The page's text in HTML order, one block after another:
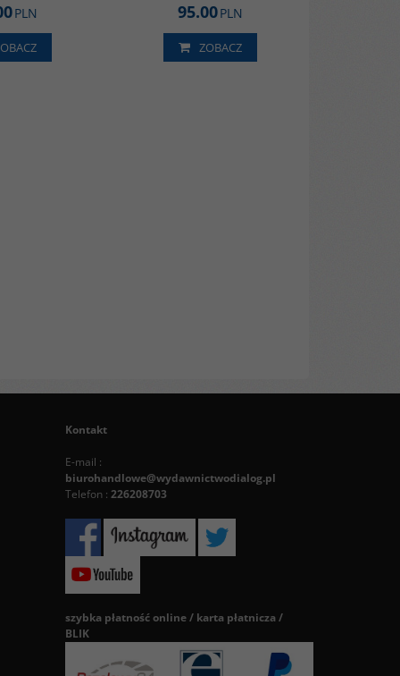
PLN 95.00PLN
ZOBACZ
Kontakt
E-mail :
biurohandlowe@wydawnictwodialog.pl
Telefon : 226208703
szybka płatność online / karta płatnicza /
BLIK